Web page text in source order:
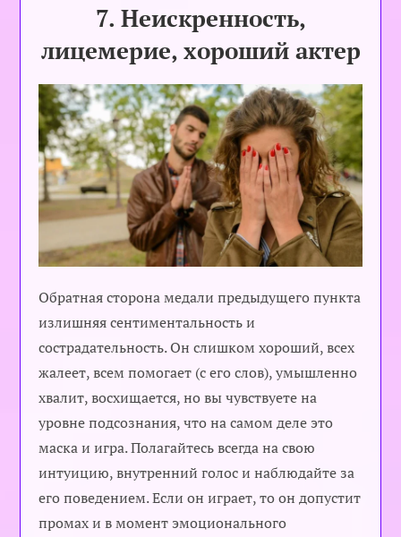
7. Неискренность,
лицемерие, хороший актер
Обратная сторона медали предыдущего пункта
излишняя сентиментальность и
сострадательность. Он слишком хороший, всех
жалеет, всем помогает (с его слов), умышленно
хвалит, восхищается, но вы чувствуете на
уровне подсознания, что на самом деле это
маска и игра. Полагайтесь всегда на свою
интуицию, внутренний голос и наблюдайте за
его поведением. Если он играет, то он допустит
промах и в момент эмоционального